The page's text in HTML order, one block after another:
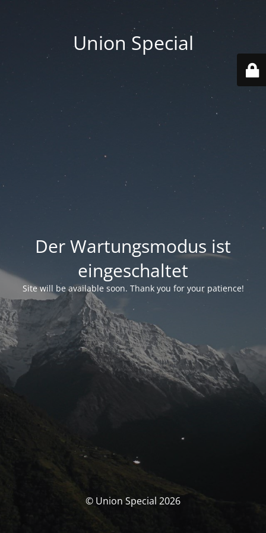
Union Special
Der Wartungsmodus ist
eingeschaltet
Site will be available soon. Thank you for your patience!
© Union Special 2026